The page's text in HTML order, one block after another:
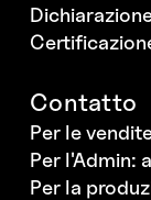
Contatto
Per le
Per l'Admin:
Per la